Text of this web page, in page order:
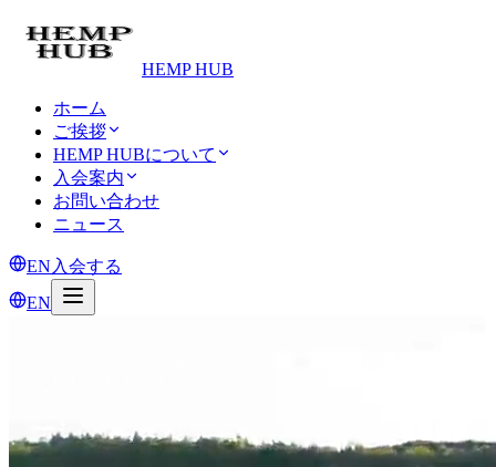
HEMP HUB
ホーム
ご挨拶
HEMP HUBについて
入会案内
お問い合わせ
ニュース
EN 入会する
EN